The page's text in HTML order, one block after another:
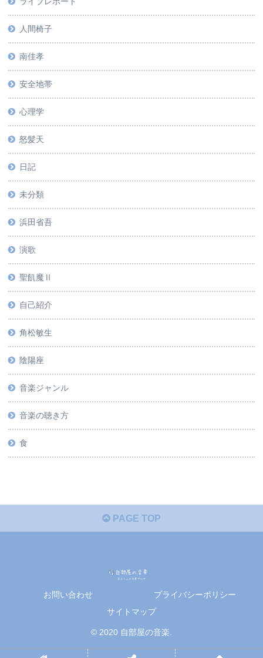
人間椅子
南佳孝
安全地帯
心理学
怒髪天
日記
未分類
浜田省吾
演歌
聖飢魔Ⅱ
自己紹介
角松敏生
陰陽座
音楽ジャンル
音楽の聴き方
食
PAGE TOP
お問い合わせ
プライバシーポリシー
サイトマップ
© 2020 自部屋の音楽.